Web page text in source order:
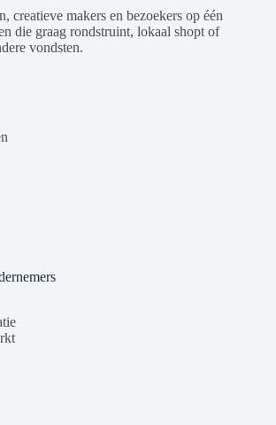
creatieve makers en bezoekers op één
die graag rondstruint, lokaal shopt of
vondsten.